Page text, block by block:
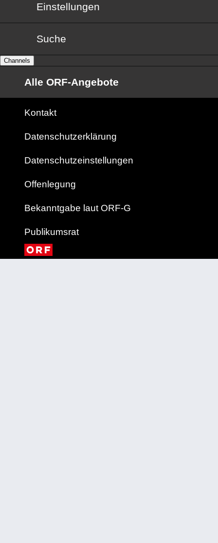
Einstellungen
Suche
Channels
Alle ORF-Angebote
Kontakt
Datenschutzerklärung
Datenschutzeinstellungen
Offenlegung
Bekanntgabe laut ORF-G
Publikumsrat